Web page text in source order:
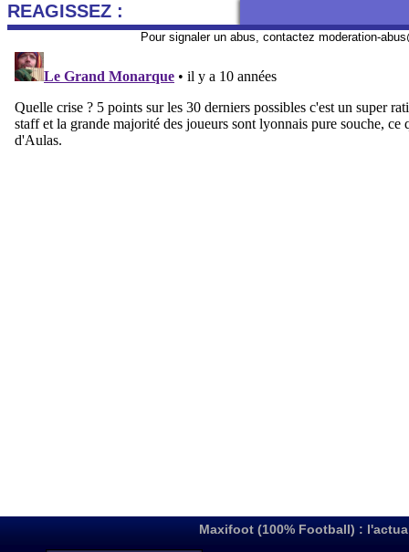
REAGISSEZ :
Pour signaler un abus, contactez moderation-
Maxifoot (100% Football) :